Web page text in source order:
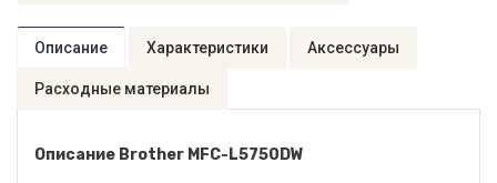
Описание Характеристики Аксессуары
Расходные материалы
Описание Brother MFC-L5750DW